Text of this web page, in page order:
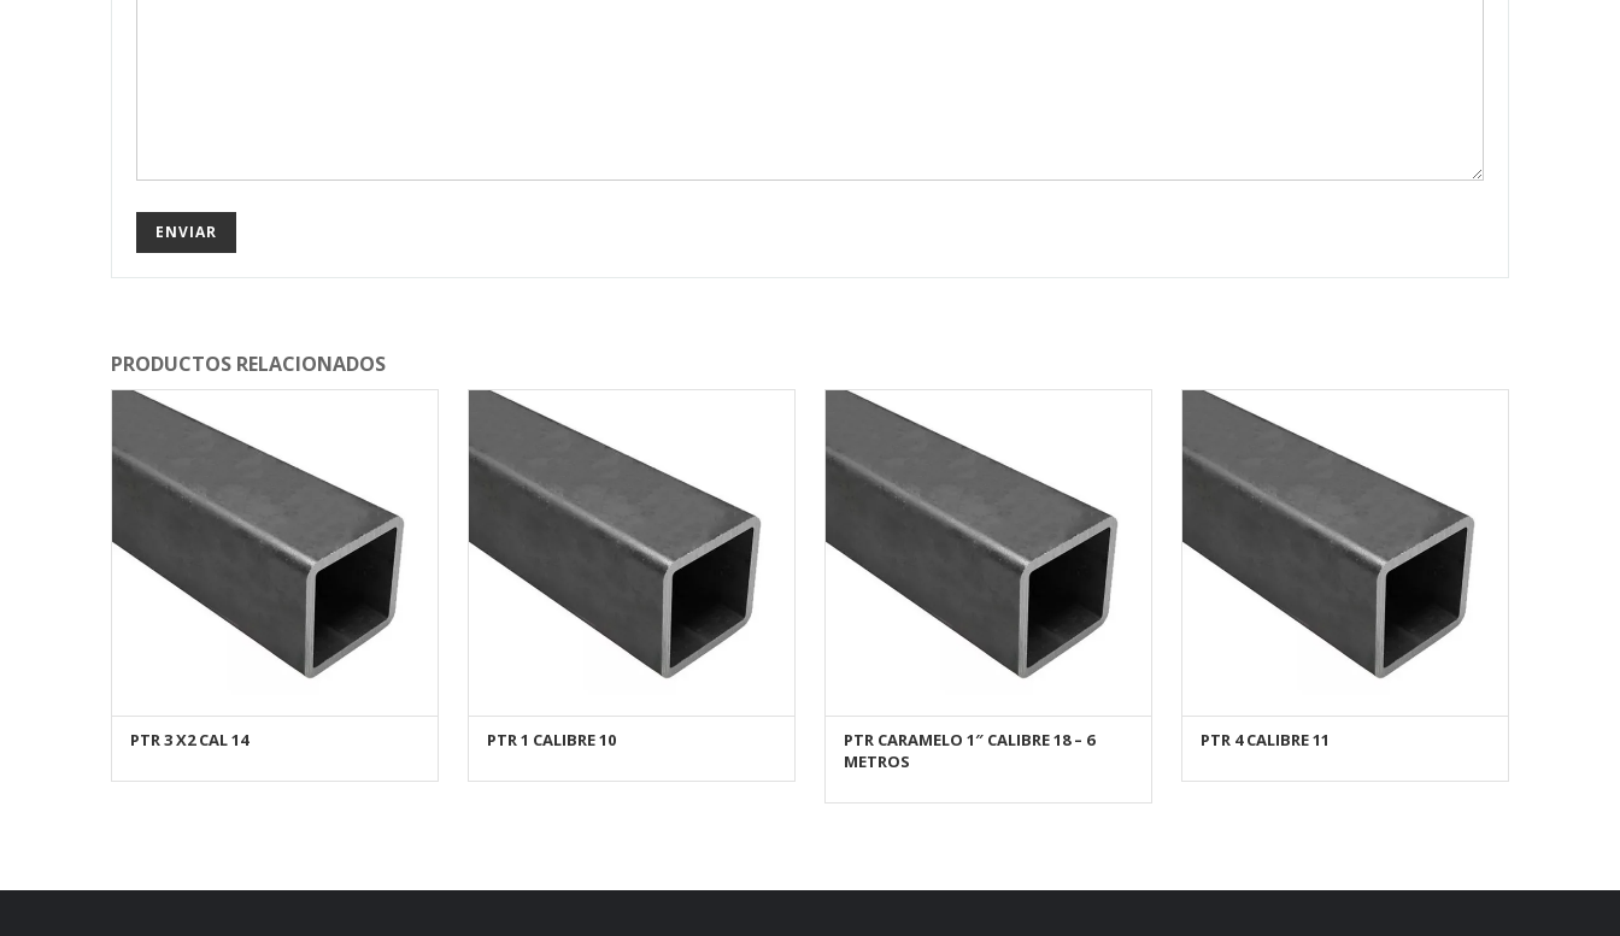
PRODUCTOS RELACIONADOS
AÑADIR AL CARRITO
PTR 3 X2 CAL 14 AÑADIR AL CARRITO
PTR 1 CALIBRE 10 AÑADIR AL CARRITO
PTR CARAMELO 1″ CALIBRE 18 – 6
METROS
AÑADIR AL CARRITO
PTR 4 CALIBRE 11